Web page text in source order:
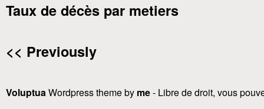
Taux de décès par metiers
<< Previously
VoluptuaWordpress theme by me- Libre de droit, vous